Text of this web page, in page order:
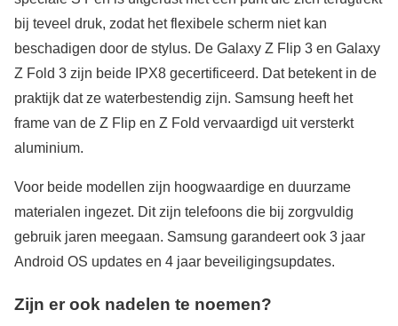
bij teveel druk, zodat het flexibele scherm niet kan
beschadigen door de stylus. De Galaxy Z Flip 3 en Galaxy
Z Fold 3 zijn beide IPX8 gecertificeerd. Dat betekent in de
praktijk dat ze waterbestendig zijn. Samsung heeft het
frame van de Z Flip en Z Fold vervaardigd uit versterkt
aluminium.
Voor beide modellen zijn hoogwaardige en duurzame
materialen ingezet. Dit zijn telefoons die bij zorgvuldig
gebruik jaren meegaan. Samsung garandeert ook 3 jaar
Android OS updates en 4 jaar beveiligingsupdates.
Zijn er ook nadelen te noemen?